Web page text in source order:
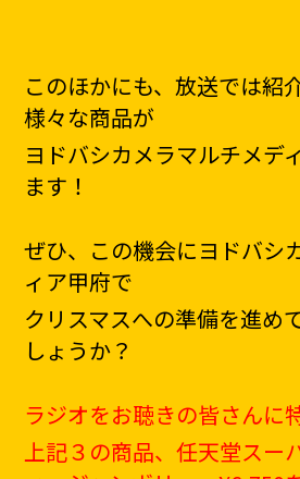
このほかにも、放送では紹
様々な商品が
ヨドバシカメラマルチメデ
ます！
ぜひ、この機会にヨドバシ
ィア甲府で
クリスマスへの準備を進め
しょうか？
ラジオをお聴きの皆さんに
上記３の商品、任天堂スー